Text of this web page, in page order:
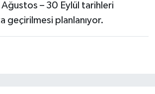
Ağustos – 30 Eylül tarihleri
geçirilmesi planlanıyor.